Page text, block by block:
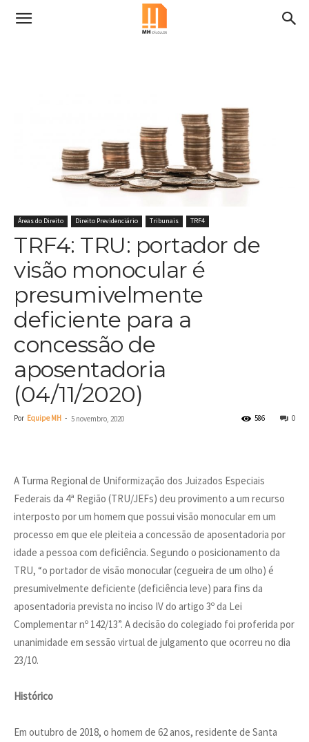
Áreas do Direito Direito Previdenciário Tribunais TRF4
TRF4: TRU: portador de
visão monocular é
presumivelmente
deficiente para a
concessão de
aposentadoria
(04/11/2020)
Por Equipe MH - 5 novembro, 2020 0
586
A Turma Regional de Uniformização dos Juizados Especiais
Federais da 4ª Região (TRU/JEFs) deu provimento a um recurso
interposto por um homem que possui visão monocular em um
processo em que ele pleiteia a concessão de aposentadoria por
idade a pessoa com deficiência. Segundo o posicionamento da
TRU, “o portador de visão monocular (cegueira de um olho) é
presumivelmente deficiente (deficiência leve) para fins da
aposentadoria prevista no inciso IV do artigo 3º da Lei
Complementar nº 142/13”. A decisão do colegiado foi proferida por
unanimidade em sessão virtual de julgamento que ocorreu no dia
23/10.
Histórico
Em outubro de 2018, o homem de 62 anos, residente de Santa